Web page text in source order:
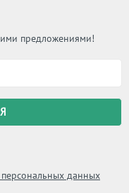
предложениями!
данных